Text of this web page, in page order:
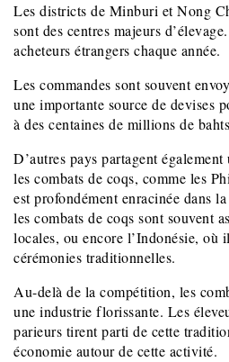
Les districts de Minburi et Nong
sont des centres majeurs
acheteurs étrangers chaque année.
Les commandes sont souvent
une importante source de devises
à des centaines de millions de
D’autres pays partagent
les combats de coqs, comme les
est profondément enracinée dans
les combats de coqs sont souvent
locales, ou encore l’Indonésie, où
cérémonies traditionnelles.
Au-delà de la compétition, les
une industrie florissante. Les
parieurs tirent parti de cette
économie autour de cette activité.